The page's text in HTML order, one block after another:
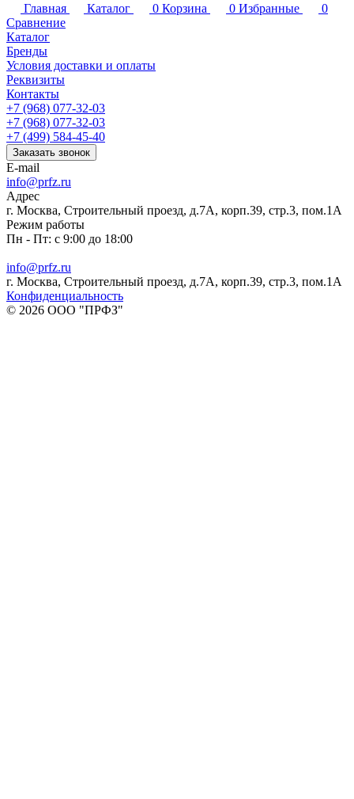
Главная
Каталог 0 Корзина 0 Избранные
0
Сравнение
Каталог
Бренды
Условия доставки и оплаты
Реквизиты
Контакты
+7 (968) 077-32-03
+7 (968) 077-32-03
+7 (499) 584-45-40
Заказать звонок
E-mail
info@prfz.ru
Адрес
г. Москва, Строительный проезд, д.7А, корп.39, стр.3, пом.1А
Режим работы
Пн - Пт: с 9:00 до 18:00
info@prfz.ru
г. Москва, Строительный проезд, д.7А, корп.39, стр.3, пом.1А
Конфиденциальность
© 2026 ООО "ПРФЗ"